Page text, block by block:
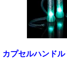
カプセルハンド